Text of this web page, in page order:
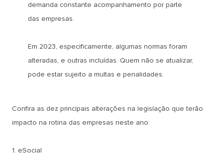
demanda constante acompanhamento por parte
das empresas.
Em 2023, especificamente, algumas normas foram
alteradas, e outras incluídas. Quem não se atualizar,
pode estar sujeito a multas e penalidades.
Confira as dez principais alterações na legislação que terão
impacto na rotina das empresas neste ano:
1. eSocial